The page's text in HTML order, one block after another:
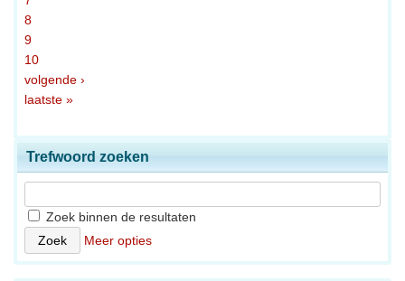
8
9
10
volgende ›
laatste »
Trefwoord zoeken
Zoek binnen de resultaten
Meer opties